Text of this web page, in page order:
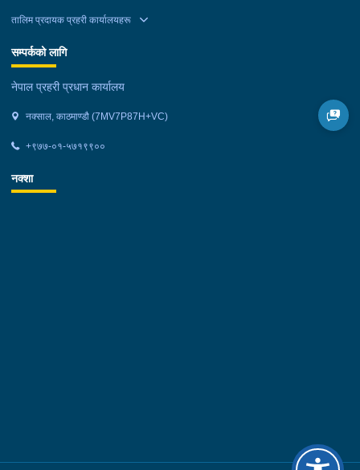
तालिम प्रदायक प्रहरी कार्यालयहरू
सम्पर्कको लागि
नेपाल प्रहरी प्रधान कार्यालय
नक्साल, काठमाण्डौ (7MV7P87H+VC)
+९७७-०१-५७१९९००
नक्शा